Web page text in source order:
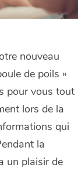
nouveau
de poils »
pour vous tout
lors de la
qui
la
un plaisir de